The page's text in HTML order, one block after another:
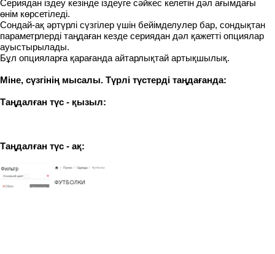
Сериядан іздеу кезінде іздеуге сәйкес келетін дәл ағымдағы
өнім көрсетіледі.
Сондай-ақ әртүрлі сүзгілер үшін бейімделулер бар, сондықтан
параметрлерді таңдаған кезде сериядан дәл қажетті опциялар
ауыстырылады.
Бұл опцияларға қарағанда айтарлықтай артықшылық.
Міне, сүзгінің мысалы. Түрлі түстерді таңдағанда:
Таңдалған түс - қызыл:
Таңдалған түс - ақ: